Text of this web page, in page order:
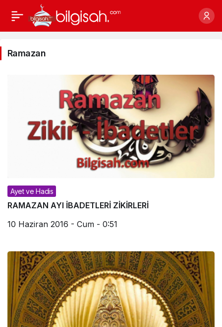
Ramazan
Haberleri
Ramazan
Ayet ve Hadis
RAMAZAN AYI İBADETLERİ ZİKİRLERİ
10 Haziran 2016 - Cum - 0:51